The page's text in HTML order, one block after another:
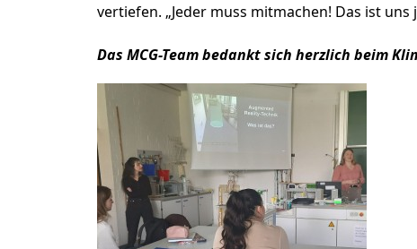
vertiefen. „Jeder muss mitmachen! Das ist
Das MCG-Team bedankt sich herzlich beim